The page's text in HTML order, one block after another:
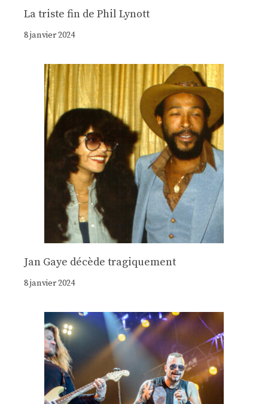
La triste fin de Phil Lynott
8 janvier 2024
Jan Gaye décède tragiquement
8 janvier 2024